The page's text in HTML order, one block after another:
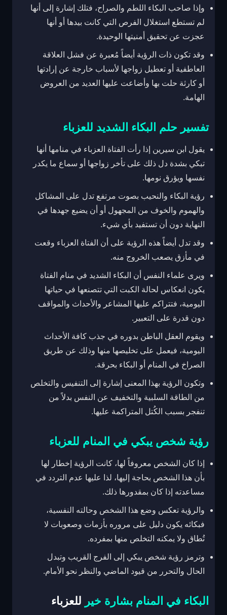
وإذا صاحب البكاء اللطم والصراح، فتلك إشارة إلى أنها
لم تستطع استغلال الفرص التي كانت بيدها أو أنها
عجزت عن تحقيق أمنيتها الوحيدة.
وقد تكون ذات الرؤية أيضاً مُعبرة عن فشل العلاقة
العاطفية أو تعطيل زواجها لأسباب خارجة عن إرادتها
أو كارثة حلت بها وأضاعت عليها العديد من العروض
الهامة.
تفسير حلم البكاء الشديد للعزباء
يقول ابن سيرين إذا رأت الفتاة العزباء في منامها أنها
تبكي بشدة دل ذلك على تأخر زواجها أو سماع ما يكدر
نفسها ويؤرق نومها.
رؤية البكاء والنحيب بصوت مرتفع تدل على المشاكل
والهموم والخوف من المجهول أو أن يضيع جهدها في
النهاية دون أن تستفيد بأي شيء.
وقد تدل أيضاً هذه الرؤية على أن الفتاة العزباء وقعت
في مأزق يصعب الخروج منه.
ويرى علماء النفس أن البكاء الشديد في منام الفتاة
يكون انعكاس لحالة الكبت التي تتصنعها في حياتها
اليومية، فتتراكم عليها المشاعر والأحداث والمواقف
دون قدرة على التعبير.
ويقوم العقل الباطن بدوره في جذب كافة الأحداث
اليومية، فيعمل على تخليصها منها وذلك عن طريق
الصراخ في المنام أو البكاء بحرقة.
وتكون الرؤية بهذا المعنى إشارة إلى التنفيس والتخلص
من الطاقة السلبية والتخفيف عن النفس بدلاً من
تنفجر بسبب الكُتل المتراكمة عليها.
رؤية شخص يبكي في المنام للعزباء
إذا كان الشخص معروفاً لها، كانت الرؤية إخطار لها
بأن هذا الشخص بحاجة إليها، لذا عليها عدم التردد في
مساعدته إذا كان بمقدورها ذلك.
والرؤية تعكس وضع هذا الشخص وحالته النفسية،
فبكائه يكون دليل على مروره بأزمات وصعوبات لا
تُطاق ولا يمكنه التخلص منها بمفرده.
وترمز رؤية شخص يبكي إلى الفرج القريب وتبدل
الحال والتحرر من قيود الماضي والنظر نحو الأمام.
البكاء في المنام بشارة خير للعزباء